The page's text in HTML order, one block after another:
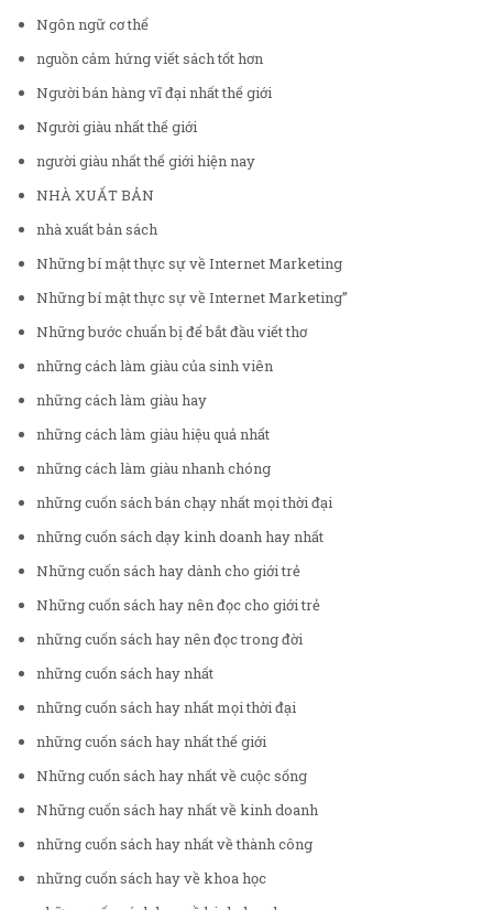
Ngôn ngữ cơ thể
nguồn cảm hứng viết sách tốt hơn
Người bán hàng vĩ đại nhất thế giới
Người giàu nhất thế giới
người giàu nhất thế giới hiện nay
NHÀ XUẤT BẢN
nhà xuất bản sách
Những bí mật thực sự về Internet Marketing
Những bí mật thực sự về Internet Marketing”
Những bước chuẩn bị để bắt đầu viết thơ
những cách làm giàu của sinh viên
những cách làm giàu hay
những cách làm giàu hiệu quả nhất
những cách làm giàu nhanh chóng
những cuốn sách bán chạy nhất mọi thời đại
những cuốn sách dạy kinh doanh hay nhất
Những cuốn sách hay dành cho giới trẻ
Những cuốn sách hay nên đọc cho giới trẻ
những cuốn sách hay nên đọc trong đời
những cuốn sách hay nhất
những cuốn sách hay nhất mọi thời đại
những cuốn sách hay nhất thế giới
Những cuốn sách hay nhất về cuộc sống
Những cuốn sách hay nhất về kinh doanh
những cuốn sách hay nhất về thành công
những cuốn sách hay về khoa học